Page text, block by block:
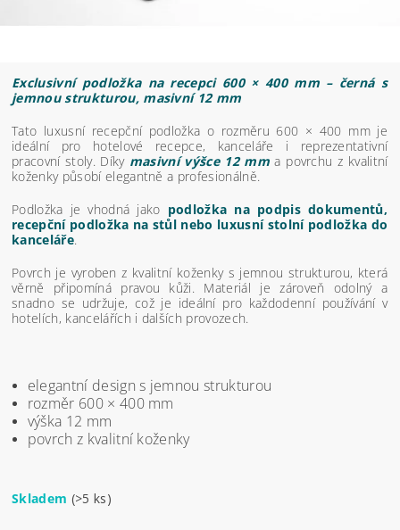
Exclusivní podložka na recepci 600 × 400 mm – černá s
jemnou strukturou, masivní 12 mm
Tato luxusní recepční podložka o rozměru 600 × 400 mm je
ideální pro hotelové recepce, kanceláře i reprezentativní
pracovní stoly. Díky masivní výšce 12 mm a povrchu z kvalitní
koženky působí elegantně a profesionálně.
Podložka je vhodná jako podložka na podpis dokumentů,
recepční podložka na stůl nebo luxusní stolní podložka do
kanceláře
Povrch je vyroben z kvalitní koženky s jemnou strukturou, která
věrně připomíná pravou kůži. Materiál je zároveň odolný a
snadno se udržuje, což je ideální pro každodenní používání v
hotelích, kancelářích i dalších provozech.
elegantní design s jemnou strukturou
rozměr 600 × 400 mm
výška 12 mm
povrch z kvalitní koženky
Skladem (>5 ks)